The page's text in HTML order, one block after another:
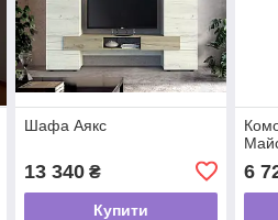
Шафа Аякс
13 340₴
Купити
6